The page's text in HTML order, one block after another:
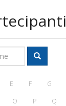
E F G
O P Q